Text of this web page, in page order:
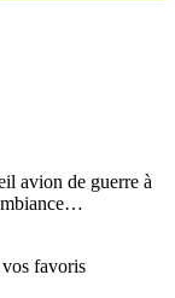
avion de guerre à